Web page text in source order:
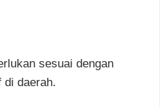
sesuai dengan
di daerah.